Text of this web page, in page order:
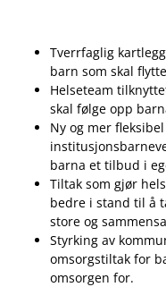
Tverrfaglig
barn som skal
Helseteam
skal følge opp
Ny og mer
barna et tilbud i
Tiltak som gjør
bedre i stand til å
store og
Styrking av
omsorgstiltak for
omsorgen for.